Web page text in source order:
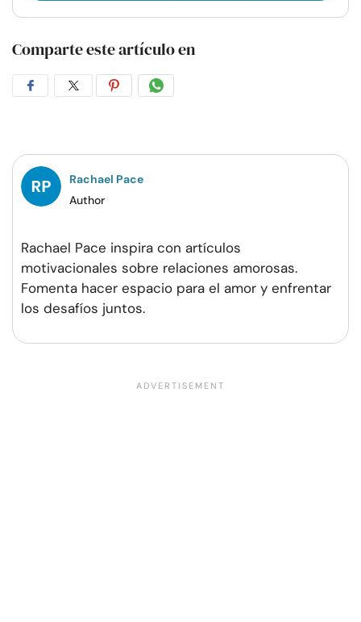
Comparte este artículo en
CompartirCompartirCompartirCompartir
Rachael Pace
Author
Rachael Pace inspira con artículos
motivacionales sobre relaciones amorosas.
Fomenta hacer espacio para el amor y enfrentar
los desafíos juntos.